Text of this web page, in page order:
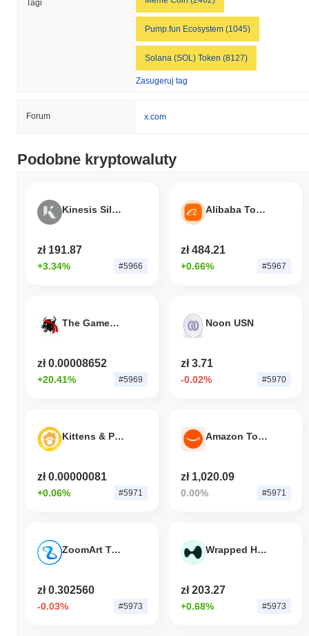
Tagi
Pump.fun Ecosystem (1045)
Solana (SOL) Token (8127)
Zasugeruj tag
Forum x.com
Podobne kryptowaluty
Kinesis Silver
zł 191.87
+3.34% #5966
Alibaba Tokenized Stock (Ondo)
zł 484.21
+0.66% #5967
The Gamestop Bull
zł 0.00008652
+20.41% #5969
Noon USN
zł 3.71
-0.02% #5970
Kittens & Puppies
zł 0.00000081
+0.06% #5971
Amazon Tokenized Stock - Reality
zł 1,020.09
0.00% #5971
ZoomArt Token
zł 0.302560
-0.03% #5973
Wrapped HYPE
zł 203.27
+0.68% #5973